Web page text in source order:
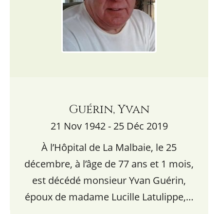
Guérin, Yvan
21 Nov 1942 - 25 Déc 2019
À l’Hôpital de La Malbaie, le 25
décembre, à l’âge de 77 ans et 1 mois,
est décédé monsieur Yvan Guérin,
époux de madame Lucille Latulippe,…